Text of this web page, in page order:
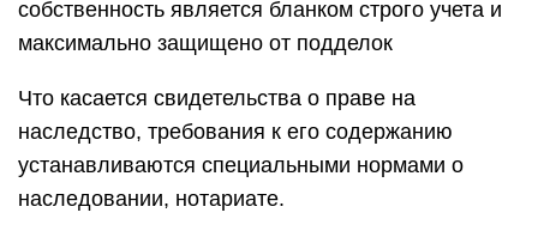
собственность является бланком строго учета и
максимально защищено от подделок
Что касается свидетельства о праве на
наследство, требования к его содержанию
устанавливаются специальными нормами о
наследовании, нотариате.